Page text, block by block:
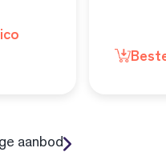
aanbod